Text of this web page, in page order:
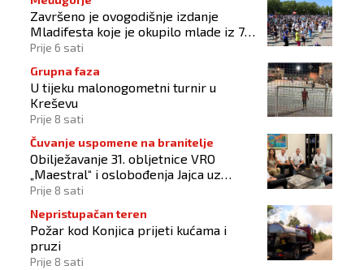
Završeno je ovogodišnje izdanje
Mladifesta koje je okupilo mlade iz 73
zemlje svijeta
Prije 6 sati
Grupna faza
U tijeku malonogometni turnir u
Kreševu
Prije 8 sati
Čuvanje uspomene na branitelje
Obilježavanje 31. obljetnice VRO
„Maestral“ i oslobođenja Jajca uz
pokroviteljstvo HNS-a BiH
Prije 8 sati
Nepristupačan teren
Požar kod Konjica prijeti kućama i
pruzi
Prije 8 sati